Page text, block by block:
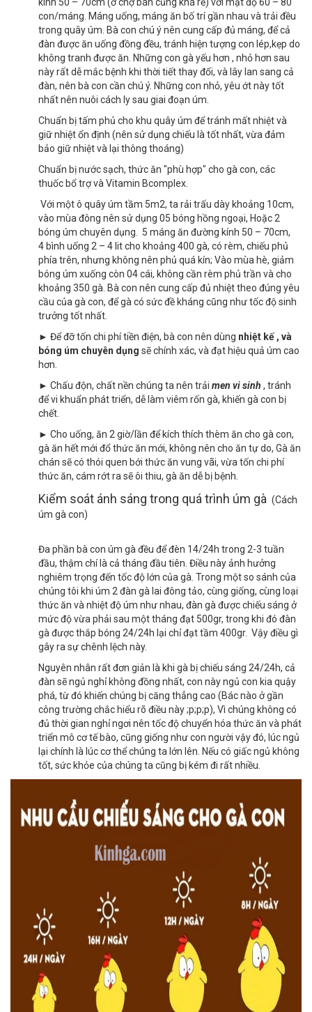
con/máng. Máng uống, máng ăn bố trí gần nhau và trải đều
trong quây úm. Bà con chú ý nên cung cấp đủ máng, để cả
đàn được ăn uống đồng đều, tránh hiện tượng con lép,kẹp do
không tranh được ăn. Những con gà yếu hơn , nhỏ hơn sau
này rất dễ mắc bệnh khi thời tiết thay đổi, và lây lan sang cả
đàn, nên bà con cần chú ý. Những con nhỏ, yêu ớt này tốt
nhất nên nuôi cách ly sau giai đoạn úm.
Chuẩn bị tấm phủ cho khu quây úm để tránh mất nhiệt và
giữ nhiệt ổn định (nên sử dụng chiếu là tốt nhất, vừa đảm
bảo giữ nhiệt và lại thông thoáng)
Chuẩn bị nước sạch, thức ăn "phù hợp" cho gà con, các
thuốc bổ trợ và Vitamin Bcomplex.
Với một ô quây úm tầm 5m2, ta rải trấu dày khoảng 10cm,
vào mùa đông nên sử dụng 05 bóng hồng ngoại, Hoặc 2
bóng úm chuyên dụng. 5 máng ăn đường kính 50 – 70cm,
4 bình uống 2 – 4 lit cho khoảng 400 gà, có rèm, chiếu phủ
phía trên, nhưng không nên phủ quá kín; Vào mùa hè, giảm
bóng úm xuống còn 04 cái, không cần rèm phủ trần và cho
khoảng 350 gà. Bà con nên cung cấp đủ nhiệt theo đúng yêu
cầu của gà con, để gà có sức đề kháng cũng như tốc độ sinh
trưởng tốt nhất.
► Để đỡ tốn chi phí tiền điện, bà con nên dùng nhiệt kế , và
bóng úm chuyên dụng sẽ chính xác, và đạt hiệu quả úm cao
hơn.
► Chấu độn, chất nền chúng ta nên trải men vi sinh , tránh
để vi khuẩn phát triển, dễ làm viêm rốn gà, khiến gà con bị
chết.
► Cho uống, ăn 2 giờ/lần để kích thích thèm ăn cho gà con,
gà ăn hết mới đổ thức ăn mới, không nên cho ăn tự do, Gà ăn
chán sẽ có thói quen bới thức ăn vung vãi, vừa tốn chi phí
thức ăn, cám rớt ra sẽ ôi thiu, gà ăn dễ bị bệnh.
Kiểm soát ánh sáng trong quá trình úm gà (Cách
úm gà con)
Đa phần bà con úm gà đều để đèn 14/24h trong 2-3 tuần
đầu, thậm chí là cả tháng đầu tiên. Điều này ảnh hưởng
nghiêm trọng đến tốc độ lớn của gà. Trong một so sánh của
chúng tôi khi úm 2 đàn gà lai đông tảo, cùng giống, cùng loại
thức ăn và nhiệt độ úm như nhau, đàn gà được chiếu sáng ở
mức độ vừa phải sau một tháng đạt 500gr, trong khi đó đàn
gà được thắp bóng 24/24h lại chỉ đạt tầm 400gr. Vậy điều gì
gây ra sự chênh lệch này.
Nguyên nhân rất đơn giản là khi gà bị chiếu sáng 24/24h, cả
đàn sẽ ngủ nghỉ không đồng nhất, con này ngủ con kia quậy
phá, từ đó khiến chúng bị căng thẳng cao (Bác nào ở gần
công trường chắc hiểu rõ điều này ;p;p;p), Vì chúng không có
đủ thời gian nghỉ ngơi nên tốc độ chuyển hóa thức ăn và phát
triển mô cơ tế bào, cũng giống như con người vậy đó, lúc ngủ
lại chính là lúc cơ thể chúng ta lớn lên. Nếu có giấc ngủ không
tốt, sức khỏe của chúng ta cũng bị kém đi rất nhiều.